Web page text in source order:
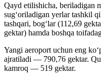
Qayd etilishicha, beriladigan
sug‘oriladigan yerlar tashkil
tashqari, bog‘lar (112,69
gektar) hamda boshqa
Yangi aeroport uchun eng
ajratiladi — 790,76 gektar.
kamroq — 519 gektar.